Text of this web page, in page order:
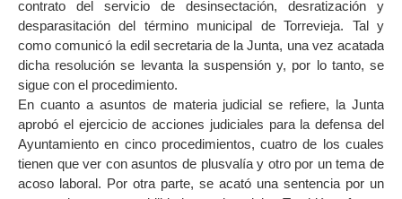
contrato del servicio de desinsectación, desratización y
desparasitación del término municipal de Torrevieja. Tal y
como comunicó la edil secretaria de la Junta, una vez acatada
dicha resolución se levanta la suspensión y, por lo tanto, se
sigue con el procedimiento.
En cuanto a asuntos de materia judicial se refiere, la Junta
aprobó el ejercicio de acciones judiciales para la defensa del
Ayuntamiento en cinco procedimientos, cuatro de los cuales
tienen que ver con asuntos de plusvalía y otro por un tema de
acoso laboral. Por otra parte, se acató una sentencia por un